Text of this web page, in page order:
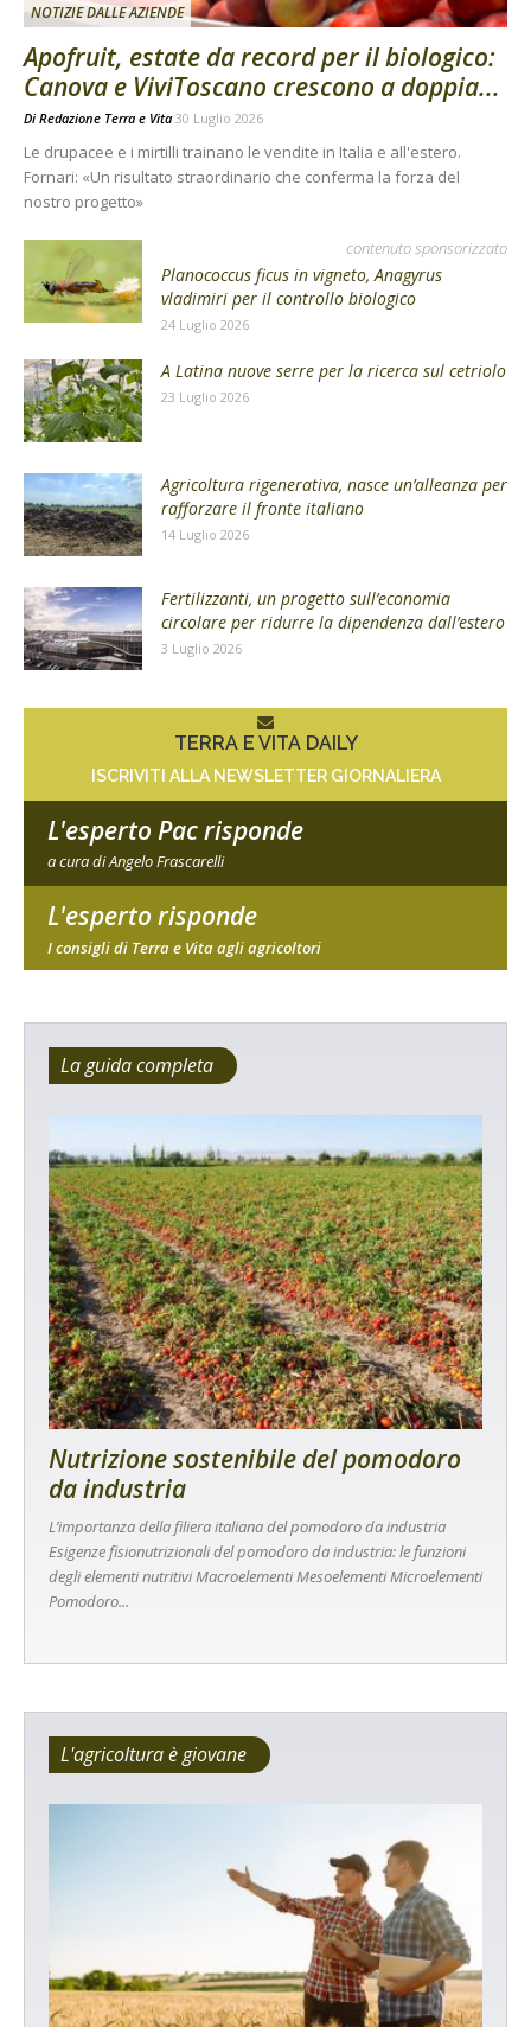
NOTIZIE DALLE AZIENDE
Apofruit, estate da record per il biologico:
Canova e ViviToscano crescono a doppia...
Di Redazione Terra e Vita 30 Luglio 2026
Le drupacee e i mirtilli trainano le vendite in Italia e all'estero.
Fornari: «Un risultato straordinario che conferma la forza del
nostro progetto»
contenuto sponsorizzato
Planococcus ficus in vigneto, Anagyrus
vladimiri per il controllo biologico
24 Luglio 2026
A Latina nuove serre per la ricerca sul cetriolo
23 Luglio 2026
Agricoltura rigenerativa, nasce un’alleanza per
rafforzare il fronte italiano
14 Luglio 2026
Fertilizzanti, un progetto sull’economia
circolare per ridurre la dipendenza dall’estero
3 Luglio 2026
TERRA E VITA DAILY
ISCRIVITI ALLA NEWSLETTER GIORNALIERA
L'esperto Pac risponde
a cura di Angelo Frascarelli
L'esperto risponde
I consigli di Terra e Vita agli agricoltori
La guida completa
Nutrizione sostenibile del pomodoro
da industria
L’importanza della filiera italiana del pomodoro da industria
Esigenze fisionutrizionali del pomodoro da industria: le funzioni
degli elementi nutritivi Macroelementi Mesoelementi Microelementi
Pomodoro...
L'agricoltura è giovane